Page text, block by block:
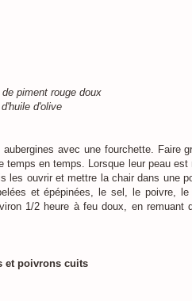
piment rouge doux
d'olive
aubergines avec une fourchette. Faire
temps en temps. Lorsque leur peau
les ouvrir et mettre la chair dans une
et épépinées, le sel, le poivre,
1/2 heure à feu doux, en
et poivrons cuits